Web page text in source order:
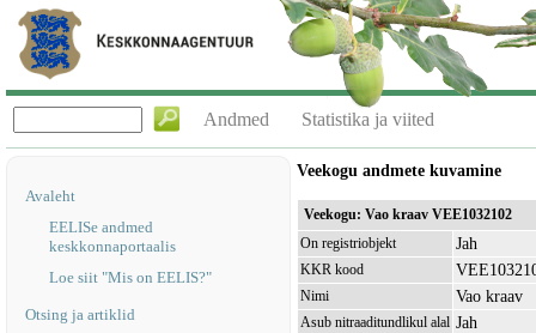
Andmed Statistika ja viited
Avaleht
EELISe andmed
keskkonnaportaalis
Loe siit "Mis on EELIS?"
Otsing ja artiklid
Veekogu andmete kuvamine
Veekogu: Vao kraav VEE1032102
On registriobjekt
Jah
KKR kood
Nimi Vao kraav
Asub nitraaditundlikul alal Jah